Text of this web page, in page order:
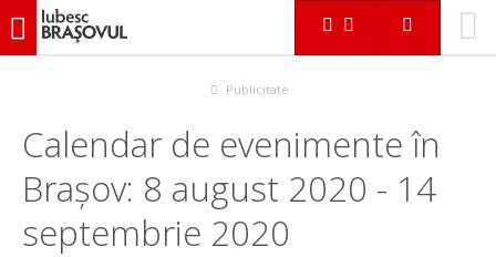
iubescbraşovul.ro
Publicitate
Calendar de evenimente în
Brașov: 8 august 2020 - 14
septembrie 2020